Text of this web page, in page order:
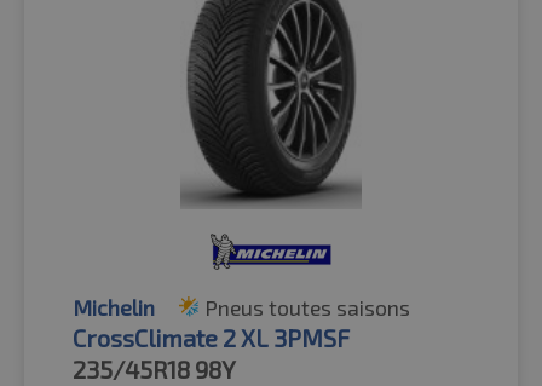
Michelin Pneus toutes saisons
CrossClimate 2 XL 3PMSF
235/45R18 98Y